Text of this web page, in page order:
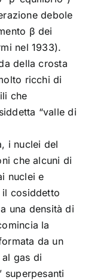
debole
β dei
nel 1933).
della crosta
ricchi di
che
“valle di
i nuclei del
che alcuni di
nuclei e
il cosiddetto
una densità di
la
da un
gas di
superpesanti